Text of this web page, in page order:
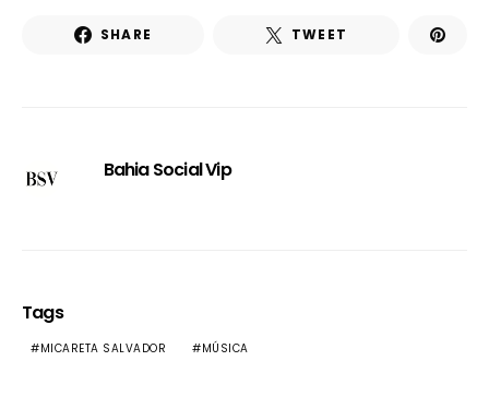
SHARE TWEET
Bahia Social Vip
Tags
MICARETA SALVADOR MÚSICA